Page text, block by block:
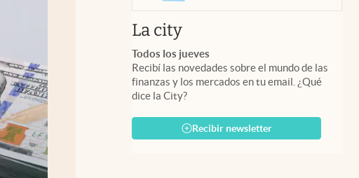
La cityabre en nueva pestaña
Todos los jueves
Recibí las novedades sobre el mundo de las
finanzas y los mercados en tu email. ¿Qué
dice la City?
Recibir newsletter